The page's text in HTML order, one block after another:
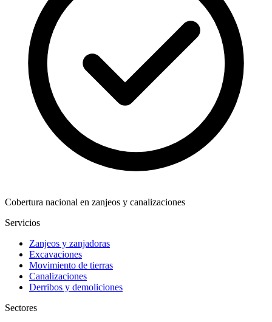
Cobertura nacional en zanjeos y canalizaciones
Servicios
Zanjeos y zanjadoras
Excavaciones
Movimiento de tierras
Canalizaciones
Derribos y demoliciones
Sectores